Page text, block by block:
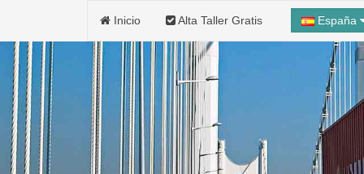
Inicio Alta Taller Gratis España